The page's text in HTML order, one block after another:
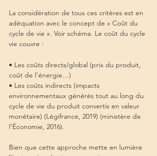
La considération de tous ces critères est en
adéquation avec le concept de « Coût du
cycle de vie ». Voir schéma. Le coût du cycle
vie couvre :
• Les coûts directs/global (prix du produit,
coût de l’énergie…)
• Les coûts indirects (impacts
environnementaux générés tout au long du
cycle de vie du produit convertis en valeur
monétaire) (Légifrance, 2019) (ministère de
l’Économie, 2016).
Bien que cette approche mette en lumière